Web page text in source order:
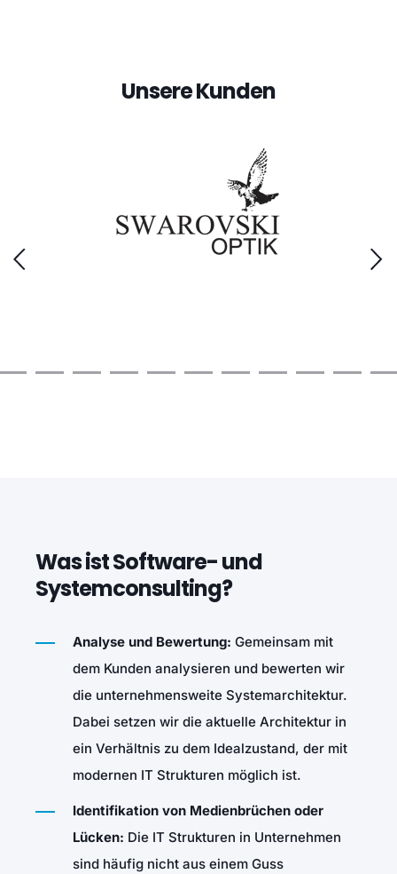
Unsere Kunden
Was ist Software- und
Systemconsulting?
Analyse und Bewertung: Gemeinsam mit
dem Kunden analysieren und bewerten wir
die unternehmensweite Systemarchitektur.
Dabei setzen wir die aktuelle Architektur in
ein Verhältnis zu dem Idealzustand, der mit
modernen IT Strukturen möglich ist.
Identifikation von Medienbrüchen oder
Lücken: Die IT Strukturen in Unternehmen
sind häufig nicht aus einem Guss